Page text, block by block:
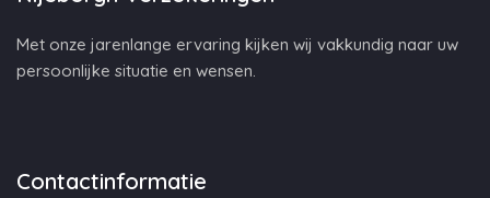
Met onze jarenlange ervaring kijken wij vakkundig naar uw
persoonlijke situatie en wensen.
Contactinformatie